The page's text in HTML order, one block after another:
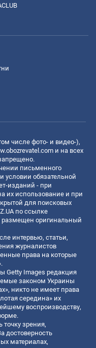
числе фото- и видео-),
и на всех
письменного
условии обязательной
изданий - при
их использование и при
для поисковых
по ссылке
размещен оригинальный
интервью, статьи,
журналистов
права на которые
Getty Images редакция
законом Украины
никто не имеет права
середина» их
воспроизводству,
точку зрения,
достоверность
материалах,